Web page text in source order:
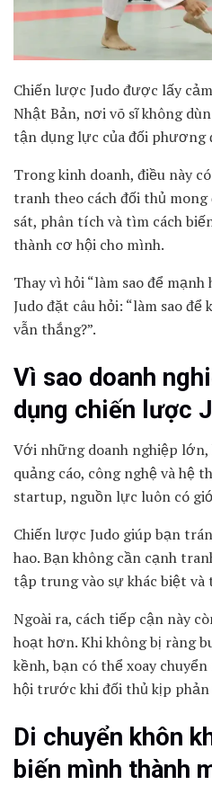
Chiến lược Judo được lấy
Nhật Bản, nơi võ sĩ không
tận dụng lực của đối phương
Trong kinh doanh, điều này
tranh theo cách đối thủ mong
sát, phân tích và tìm cách
thành cơ hội cho mình.
Thay vì hỏi “làm sao để
Judo đặt câu hỏi: “làm sao
vẫn thắng?”.
Vì sao doanh
dụng chiến lược
Với những doanh nghiệp
quảng cáo, công nghệ và hệ
startup, nguồn lực luôn có
Chiến lược Judo giúp bạn
hao. Bạn không cần cạnh
tập trung vào sự khác biệt và
Ngoài ra, cách tiếp cận này
hoạt hơn. Khi không bị ràng
kềnh, bạn có thể xoay
hội trước khi đối thủ kịp
Di chuyển khôn
biến mình thành